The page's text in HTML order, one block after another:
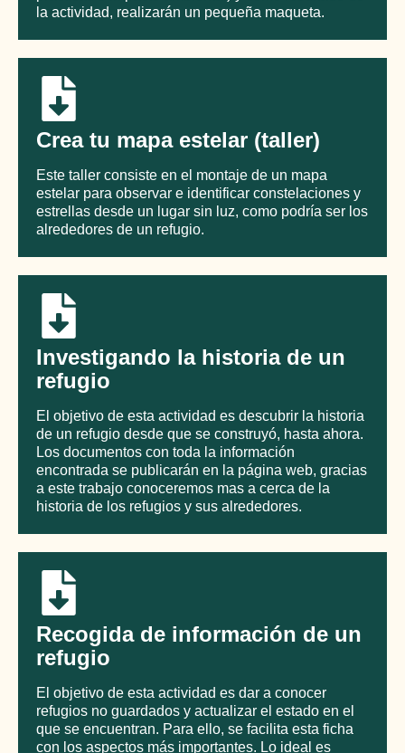
la actividad, realizarán un pequeña maqueta.
Crea tu mapa estelar (taller)
Este taller consiste en el montaje de un mapa
estelar para observar e identificar constelaciones y
estrellas desde un lugar sin luz, como podría ser los
alrededores de un refugio.
Investigando la historia de un
refugio
El objetivo de esta actividad es descubrir la historia
de un refugio desde que se construyó, hasta ahora.
Los documentos con toda la información
encontrada se publicarán en la página web, gracias
a este trabajo conoceremos mas a cerca de la
historia de los refugios y sus alrededores.
Recogida de información de un
refugio
El objetivo de esta actividad es dar a conocer
refugios no guardados y actualizar el estado en el
que se encuentran. Para ello, se facilita esta ficha
con los aspectos más importantes. Lo ideal es